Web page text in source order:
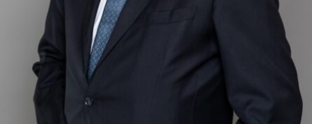
PRO MÉDIA